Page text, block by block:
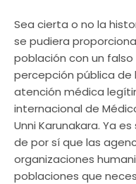
Sea cierta o no la
se pudiera
población con un
percepción pública de
atención médica
internacional de
Unni Karunakara. Ya
de por sí que las
organizaciones
poblaciones que